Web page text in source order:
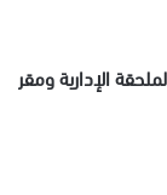
الإدارية ومقر